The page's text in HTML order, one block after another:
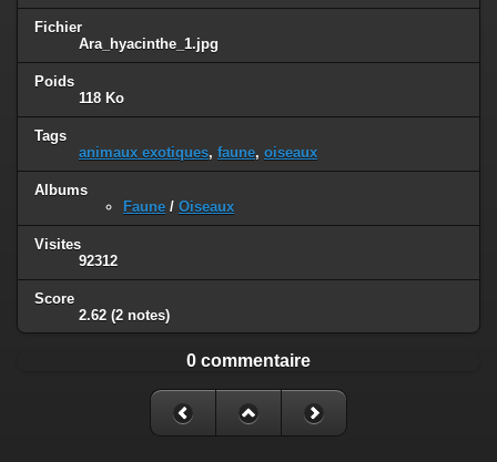
Fichier
Ara_hyacinthe_1.jpg
Poids
118 Ko
Tags
animaux exotiques, faune, oiseaux
Albums
Faune / Oiseaux
Visites
92312
Score
2.62 (2 notes)
0 commentaire